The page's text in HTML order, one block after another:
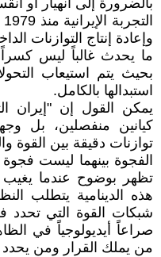
بالضرورة إلى انهيار أو
وإعادة إنتاج التوازنات
ما يحدث غالباً ليس
بحيث يتم استيعاب
استبدالها بالكامل.
يمكن القول إن "إيران
كيانين منفصلين، بل
توازنات دقيقة بين القوة
الفجوة بينهما ليست
تظهر بوضوح عندما
هذه الدينامية يتطلب
شبكات القوة التي تحدد
صراعاً أيديولوجياً في
من يملك القرار ومن يحدد